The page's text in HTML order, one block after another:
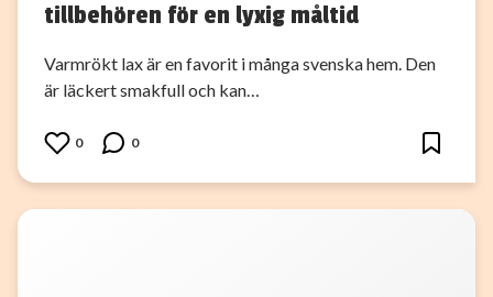
tillbehören för en lyxig måltid
Varmrökt lax är en favorit i många svenska hem. Den
är läckert smakfull och kan…
0 0